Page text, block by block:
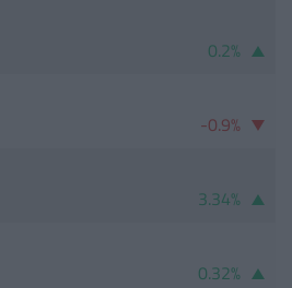
0.2%
-0.9%
3.34%
0.32%